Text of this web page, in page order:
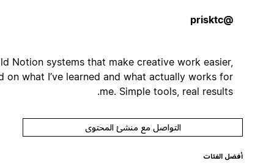
I build Notion systems that make creative work easier,
based on what I’ve learned and what actually works for
me. Simple tools, real results.
التواصل مع منشئ المحتوى
أفضل الفئات